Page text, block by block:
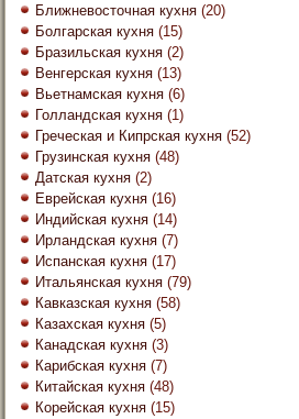
Ближневосточная кухня (20)
Болгарская кухня (15)
Бразильская кухня (2)
Венгерская кухня (13)
Вьетнамская кухня (6)
Голландская кухня (1)
Греческая и Кипрская кухня (52)
Грузинская кухня (48)
Датская кухня (2)
Еврейская кухня (16)
Индийская кухня (14)
Ирландская кухня (7)
Испанская кухня (17)
Итальянская кухня (79)
Кавказская кухня (58)
Казахская кухня (5)
Канадская кухня (3)
Карибская кухня (7)
Китайская кухня (48)
Корейская кухня (15)